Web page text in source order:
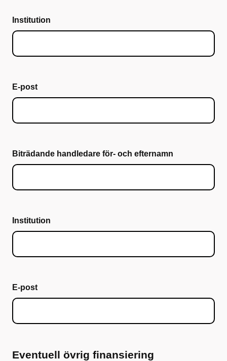
Institution
E-post
Biträdande handledare för- och efternamn
Institution
E-post
Eventuell övrig finansiering